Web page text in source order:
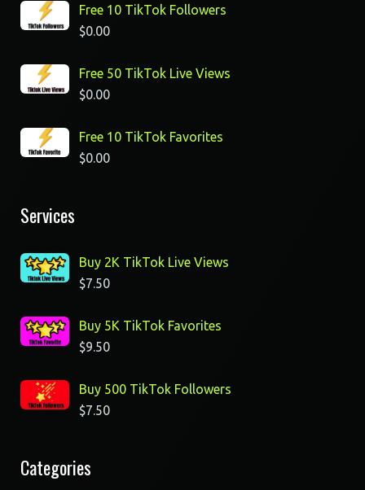
Free 10 TikTok Followers
$0.00
Free 50 TikTok Live Views
$0.00
Free 10 TikTok Favorites
$0.00
Services
Buy 2K TikTok Live Views
$7.50
Buy 5K TikTok Favorites
$9.50
Buy 500 TikTok Followers
$7.50
Categories